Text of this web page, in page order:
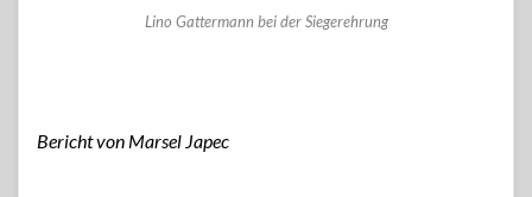
Lino Gattermann bei der Siegerehrung
Bericht von Marsel Japec